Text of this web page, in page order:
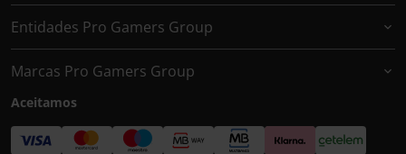
Entidades Pro Gamers Group
Marcas Pro Gamers Group
Aceitamos